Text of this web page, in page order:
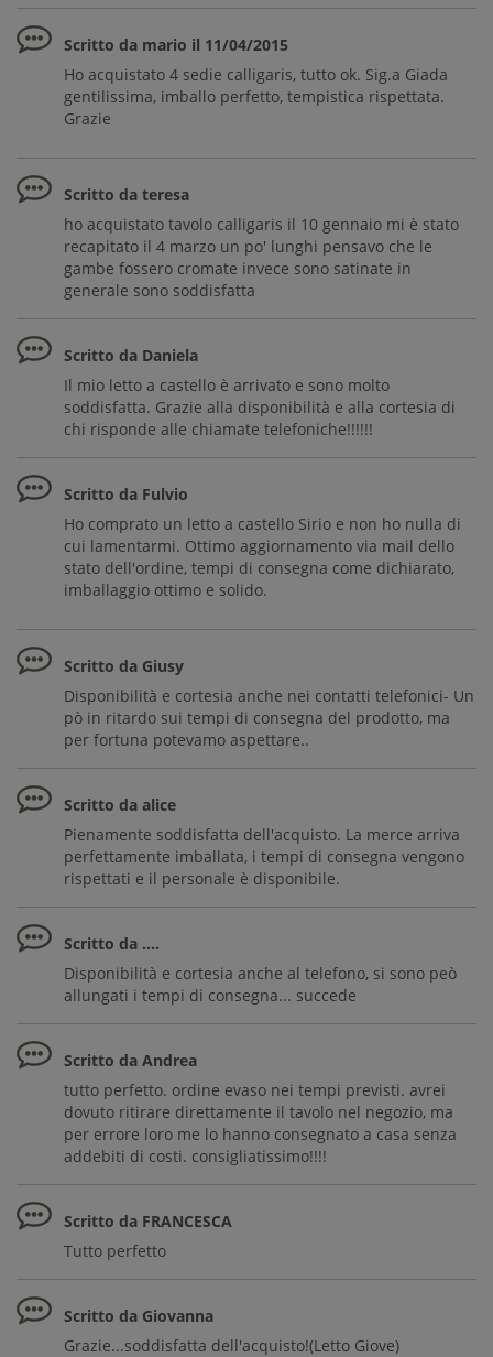
Scritto da mario il 11/04/2015
Ho acquistato 4 sedie calligaris, tutto ok. Sig.a Giada
gentilissima, imballo perfetto, tempistica rispettata.
Grazie
Scritto da teresa
ho acquistato tavolo calligaris il 10 gennaio mi è stato
recapitato il 4 marzo un po' lunghi pensavo che le
gambe fossero cromate invece sono satinate in
generale sono soddisfatta
Scritto da Daniela
Il mio letto a castello è arrivato e sono molto
soddisfatta. Grazie alla disponibilità e alla cortesia di
chi risponde alle chiamate telefoniche!!!!!!
Scritto da Fulvio
Ho comprato un letto a castello Sirio e non ho nulla di
cui lamentarmi. Ottimo aggiornamento via mail dello
stato dell'ordine, tempi di consegna come dichiarato,
imballaggio ottimo e solido.
Scritto da Giusy
Disponibilità e cortesia anche nei contatti telefonici- Un
pò in ritardo sui tempi di consegna del prodotto, ma
per fortuna potevamo aspettare..
Scritto da alice
Pienamente soddisfatta dell'acquisto. La merce arriva
perfettamente imballata, i tempi di consegna vengono
rispettati e il personale è disponibile.
Scritto da ....
Disponibilità e cortesia anche al telefono, si sono peò
allungati i tempi di consegna... succede
Scritto da Andrea
tutto perfetto. ordine evaso nei tempi previsti. avrei
dovuto ritirare direttamente il tavolo nel negozio, ma
per errore loro me lo hanno consegnato a casa senza
addebiti di costi. consigliatissimo!!!!
Scritto da FRANCESCA
Tutto perfetto
Scritto da Giovanna
Grazie...soddisfatta dell'acquisto!(Letto Giove)